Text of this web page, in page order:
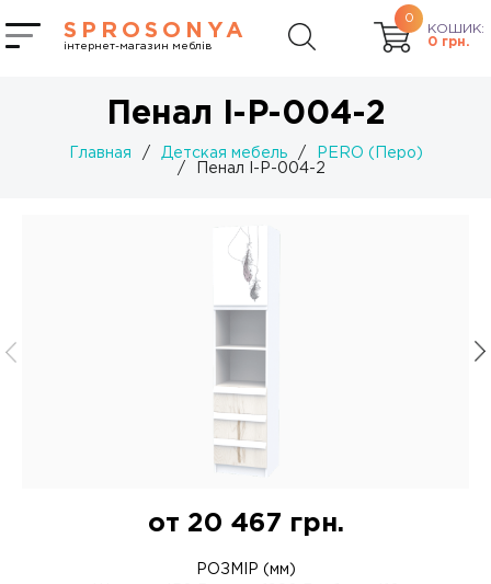
SPROSONYA
інтернет-магазин меблів
0
КОШИК:
0 грн.
Пенал I-P-004-2
Главная / Детская мебель /
PERO (Перо)
/
Пенал I-P-004-2
от 20 467 грн.
РОЗМІР (мм)